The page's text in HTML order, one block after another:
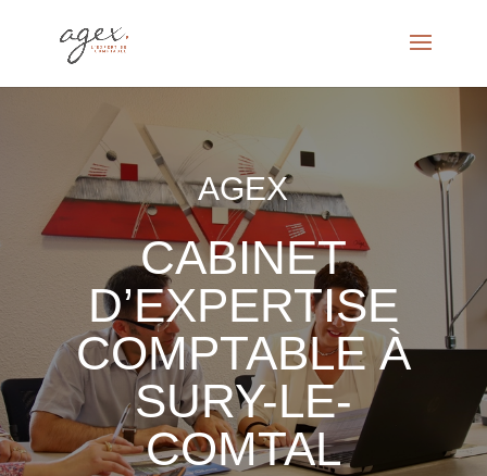
AGEX
CABINET
D’EXPERTISE
COMPTABLE À
SURY-LE-
COMTAL